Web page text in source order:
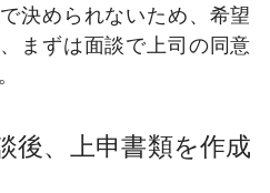
決められないため、希望
まずは面談で上司の同意
後、上申書類を作成